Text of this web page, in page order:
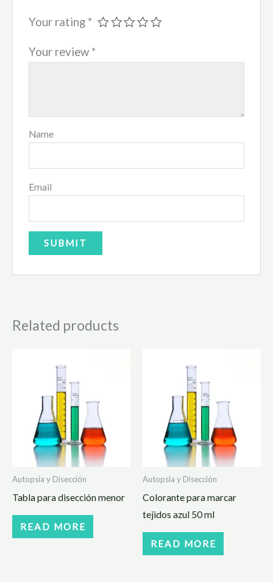
Your rating *
Your review *
Name
Email
Related products
Autopsia y Disección
Tabla para disección menor
READ MORE
Autopsia y Disección
Colorante para marcar
tejidos azul 50 ml
READ MORE